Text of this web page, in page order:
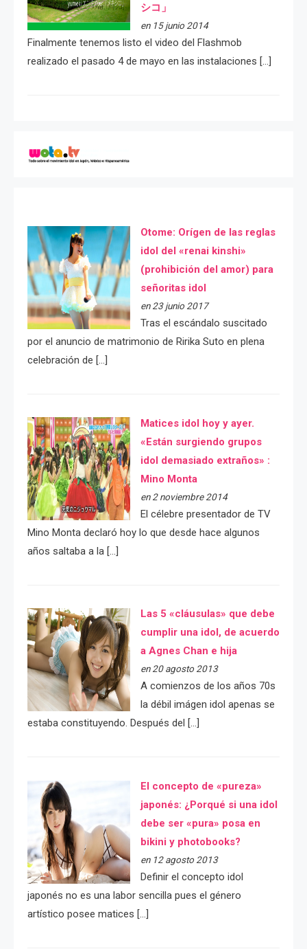
シコ」
en 15 junio 2014
Finalmente tenemos listo el video del Flashmob
realizado el pasado 4 de mayo en las instalaciones […]
Otome: Orígen de las reglas
idol del «renai kinshi»
(prohibición del amor) para
señoritas idol
en 23 junio 2017
Tras el escándalo suscitado
por el anuncio de matrimonio de Ririka Suto en plena
celebración de […]
Matices idol hoy y ayer.
«Están surgiendo grupos
idol demasiado extraños» :
Mino Monta
en 2 noviembre 2014
El célebre presentador de TV
Mino Monta declaró hoy lo que desde hace algunos
años saltaba a la […]
Las 5 «cláusulas» que debe
cumplir una idol, de acuerdo
a Agnes Chan e hija
en 20 agosto 2013
A comienzos de los años 70s
la débil imágen idol apenas se
estaba constituyendo. Después del […]
El concepto de «pureza»
japonés: ¿Porqué si una idol
debe ser «pura» posa en
bikini y photobooks?
en 12 agosto 2013
Definir el concepto idol
japonés no es una labor sencilla pues el género
artístico posee matices […]